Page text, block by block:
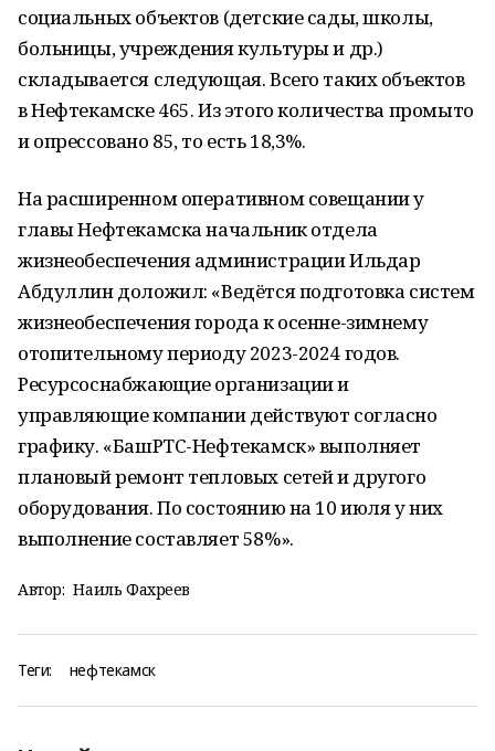
социальных объектов (детские сады, школы,
больницы, учреждения культуры и др.)
складывается следующая. Всего таких объектов
в Нефтекамске 465. Из этого количества промыто
и опрессовано 85, то есть 18,3%.
На расширенном оперативном совещании у
главы Нефтекамска начальник отдела
жизнеобеспечения администрации Ильдар
Абдуллин доложил: «Ведётся подготовка систем
жизнеобеспечения города к осенне-зимнему
отопительному периоду 2023-2024 годов.
Ресурсоснабжающие организации и
управляющие компании действуют согласно
графику. «БашРТС-Нефтекамск» выполняет
плановый ремонт тепловых сетей и другого
оборудования. По состоянию на 10 июля у них
выполнение составляет 58%».
Автор: Наиль Фахреев
Теги: нефтекамск